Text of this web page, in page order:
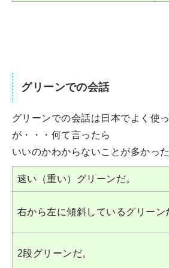
グリーンでの会話
グリーンでの会話は日本でよく使
が・・・何て言ったら
いいのかわからないことが多かった
速い（重い）グリーンだ。
右から左に傾斜しているグリーン
2段グリーンだ。